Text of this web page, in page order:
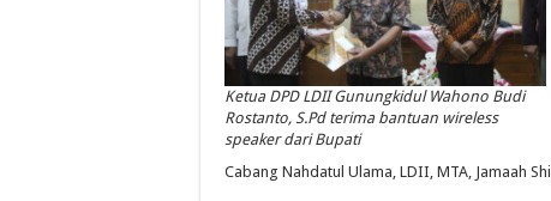
Ketua DPD LDII Gunungkidul Wahono Budi
Rostanto, S.Pd terima bantuan wireless
speaker dari Bupati
Cabang Nahdatul Ulama, LDII, MTA, Jamaah